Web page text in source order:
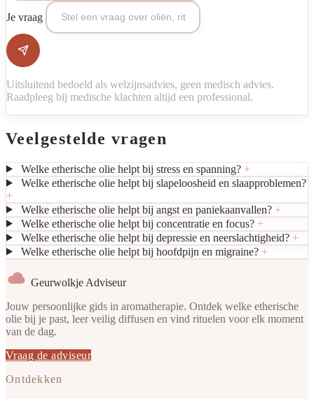
Je vraag
Uitsluitend bedoeld als welzijnsadvies, geen medisch advies.
Raadpleeg bij medische klachten altijd een professional.
Veelgestelde vragen
Welke etherische olie helpt bij stress en spanning? +
Welke etherische olie helpt bij slapeloosheid en slaapproblemen?
+
Welke etherische olie helpt bij angst en paniekaanvallen? +
Welke etherische olie helpt bij concentratie en focus? +
Welke etherische olie helpt bij depressie en neerslachtigheid? +
Welke etherische olie helpt bij hoofdpijn en migraine? +
Geurwolkje Adviseur
Jouw persoonlijke gids in aromatherapie. Ontdek welke etherische
olie bij je past, leer veilig diffusen en vind rituelen voor elk moment
van de dag.
Vraag de adviseur
Ontdekken